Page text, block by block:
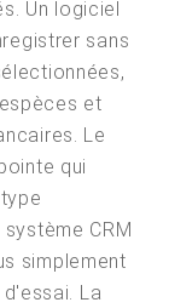
Un logiciel
sans
et
Le
qui
CRM
simplement
La